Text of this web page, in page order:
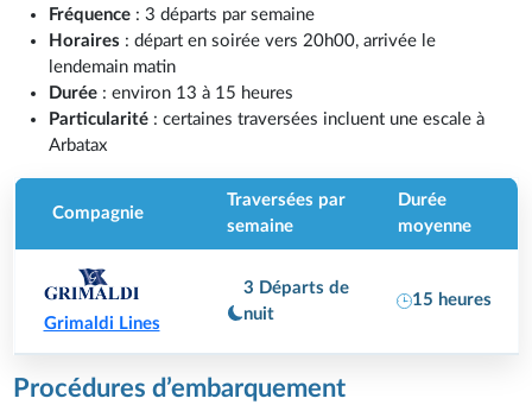
Fréquence : 3 départs par semaine
Horaires : départ en soirée vers 20h00, arrivée le
lendemain matin
Durée : environ 13 à 15 heures
Particularité : certaines traversées incluent une escale à
Arbatax
Compagnie
Traversées par
semaine
Durée
moyenne
Grimaldi Lines
3 Départs de
nuit
15 heures
Procédures d’embarquement